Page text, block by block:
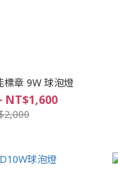
標章 9W 球泡燈
NT$1,600